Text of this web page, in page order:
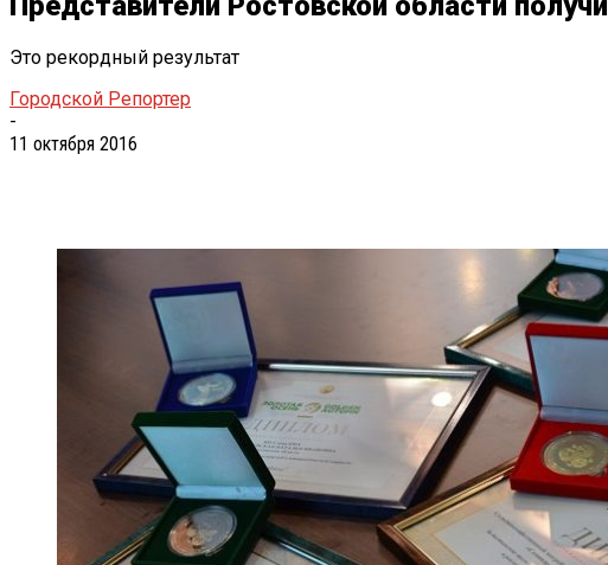
Это рекордный результат
Городской Репортер
-
11 октября 2016